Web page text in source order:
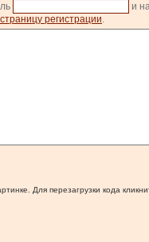
и
страницу регистрации.
Для перезагрузки кода